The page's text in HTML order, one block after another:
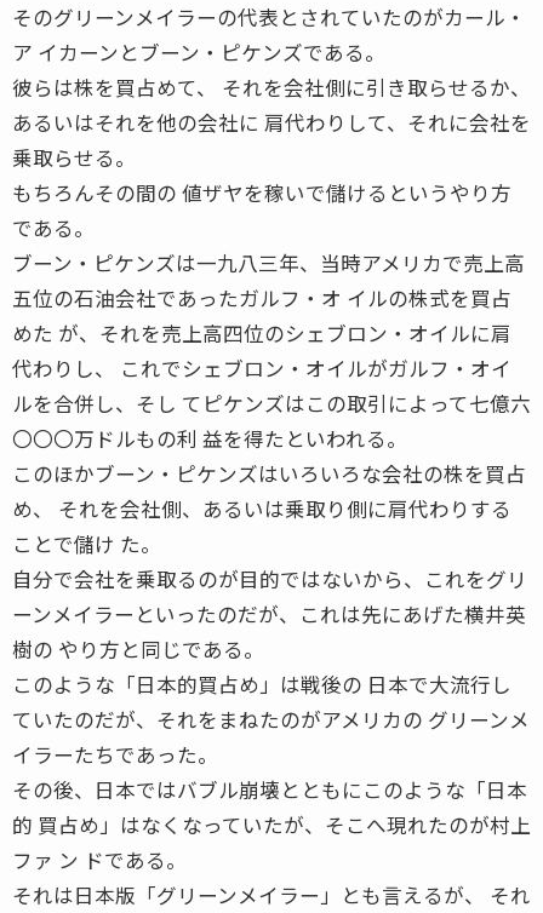
そのグリーンメイラーの代表とされていたのがカール・
ア イカーンとブーン・ピケンズである。
彼らは株を買占めて、 それを会社側に引き取らせるか、
あるいはそれを他の会社に 肩代わりして、それに会社を
乗取らせる。
もちろんその間の 値ザヤを稼いで儲けるというやり方
である。
ブーン・ピケンズは一九八三年、当時アメリカで売上高
五位の石油会社であったガルフ・オ イルの株式を買占
めた が、それを売上高四位のシェブロン・オイルに肩
代わりし、 これでシェブロン・オイルがガルフ・オイ
ルを合併し、そし てピケンズはこの取引によって七億六
〇〇〇万ドルもの利 益を得たといわれる。
このほかブーン・ピケンズはいろいろな会社の株を買占
め、 それを会社側、あるいは乗取り側に肩代わりする
ことで儲け た。
自分で会社を乗取るのが目的ではないから、これをグリ
ーンメイラーといったのだが、これは先にあげた横井英
樹の やり方と同じである。
このような「日本的買占め」は戦後の 日本で大流行し
ていたのだが、それをまねたのがアメリカの グリーンメ
イラーたちであった。
その後、日本ではバブル崩壊とともにこのような「日本
的 買占め」はなくなっていたが、そこへ現れたのが村上
ファ ン ドである。
それは日本版「グリーンメイラー」とも言えるが、 それ